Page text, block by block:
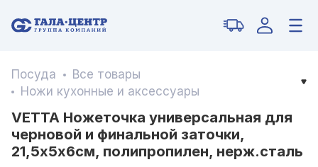
Посуда
Все товары
Ножи кухонные и аксессуары
VETTA Ножеточка универсальная для
черновой и финальной заточки,
21,5х5х6см, полипропилен, нерж.сталь